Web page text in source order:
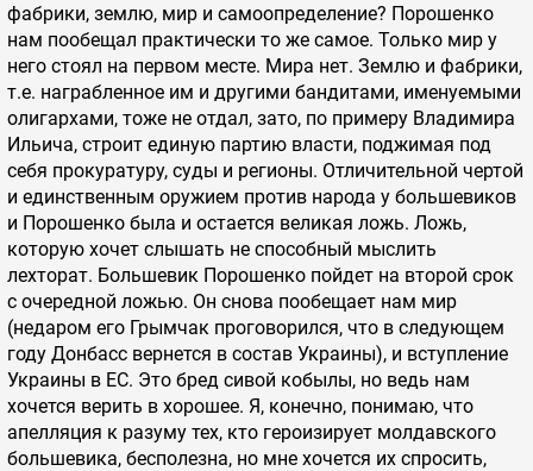
фабрики, землю, мир и самоопределение? Порошенко
нам пообещал практически то же самое. Только мир у
него стоял на первом месте. Мира нет. Землю и фабрики,
т.е. награбленное им и другими бандитами, именуемыми
олигархами, тоже не отдал, зато, по примеру Владимира
Ильича, строит единую партию власти, поджимая под
себя прокуратуру, суды и регионы. Отличительной чертой
и единственным оружием против народа у большевиков
и Порошенко была и остается великая ложь. Ложь,
которую хочет слышать не способный мыслить
лехторат. Большевик Порошенко пойдет на второй срок
с очередной ложью. Он снова пообещает нам мир
(недаром его Грымчак проговорился, что в следующем
году Донбасс вернется в состав Украины), и вступление
Украины в ЕС. Это бред сивой кобылы, но ведь нам
хочется верить в хорошее. Я, конечно, понимаю, что
апелляция к разуму тех, кто героизирует молдавского
большевика, бесполезна, но мне хочется их спросить,